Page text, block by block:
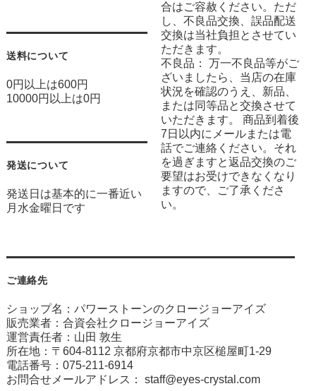
送料について
0円以上は600円
10000円以上は0円
発送について
発送日は基本的に一番近い
月水金曜日です
合はご容赦ください。ただ
し、不良品交換、誤品配送
交換は当社負担とさせてい
ただきます。
不良品： 万一不良品等がご
ざいましたら、当店の在庫
状況を確認のうえ、新品、
または同等品と交換させて
いただきます。 商品到着後
7日以内にメールまたは電
話でご連絡ください。それ
を過ぎますと返品交換のご
要望はお受けできなくなり
ますので、ご了承くださ
い。
ご連絡先
ショップ名：パワーストーンのクロージョーアイズ
販売業者：合資会社クロージョーアイズ
運営責任者：山田 敦生
所在地：〒604-8112 京都府京都市中京区槌屋町1-29
電話番号：075-211-6914
お問合せメールアドレス： staff@eyes-crystal.com